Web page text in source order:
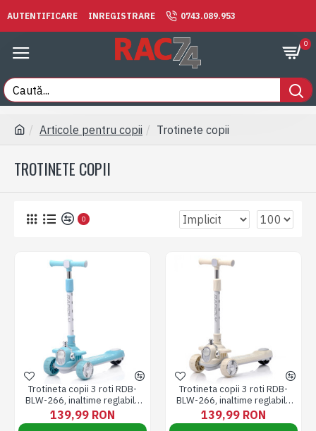
AUTENTIFICARE INREGISTRARE 0743.089.953
0
Articole pentru copii Trotinete copii
TROTINETE COPII
0
Trotineta copii 3 roti RDB-
BLW-266, inaltime reglabila
(pana la 80 cm), stabila si usor
de utilizat, albastra
139,99 RON
Trotineta copii 3 roti RDB-
BLW-266, inaltime reglabila
(pana la 80 cm), stabila si usor
de utilizat, crem
139,99 RON